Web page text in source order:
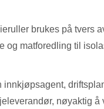
brukes på tvers
og matforedling til
innkjøpsagent,
nøyaktig å